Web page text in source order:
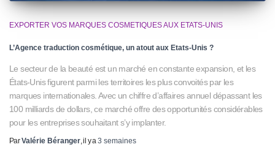
EXPORTER VOS MARQUES COSMETIQUES AUX ETATS-UNIS
L’Agence traduction cosmétique, un atout aux Etats-Unis ?
Le secteur de la beauté est un marché en constante expansion, et les
États-Unis figurent parmi les territoires les plus convoités par les
marques internationales. Avec un chiffre d’affaires annuel dépassant les
100 milliards de dollars, ce marché offre des opportunités considérables
pour les entreprises souhaitant s’y implanter.
ParValérie Béranger, il y a3 semaines